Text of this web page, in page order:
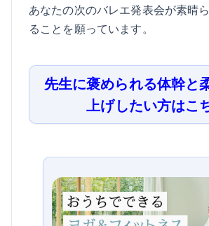
あなたの次のバレエ発表会が素晴
ることを願っています。
先生に褒められる体幹と
上げしたい方はこ